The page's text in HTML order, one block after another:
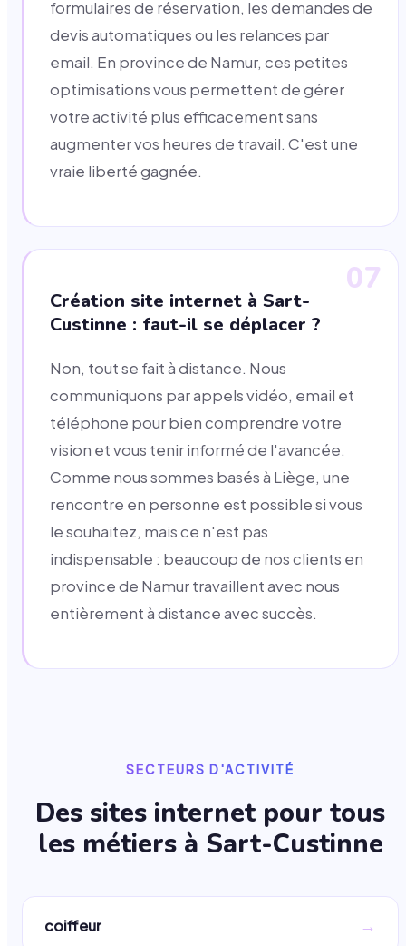
formulaires de réservation, les demandes de
devis automatiques ou les relances par
email. En province de Namur, ces petites
optimisations vous permettent de gérer
votre activité plus efficacement sans
augmenter vos heures de travail. C'est une
vraie liberté gagnée.
07
Création site internet à Sart-
Custinne : faut-il se déplacer ?
Non, tout se fait à distance. Nous
communiquons par appels vidéo, email et
téléphone pour bien comprendre votre
vision et vous tenir informé de l'avancée.
Comme nous sommes basés à Liège, une
rencontre en personne est possible si vous
le souhaitez, mais ce n'est pas
indispensable : beaucoup de nos clients en
province de Namur travaillent avec nous
entièrement à distance avec succès.
SECTEURS D'ACTIVITÉ
Des sites internet pour tous
les métiers à Sart-Custinne
coiffeur →